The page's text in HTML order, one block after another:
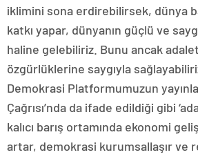
iklimini sona erdirebilirsek, dünya
katkı yapar, dünyanın güçlü ve
haline gelebiliriz. Bunu ancak
özgürlüklerine saygıyla
Demokrasi Platformumuzun
Çağrısı’nda da ifade edildiği gibi
kalıcı barış ortamında ekonomi
artar, demokrasi kurumsallaşır ve